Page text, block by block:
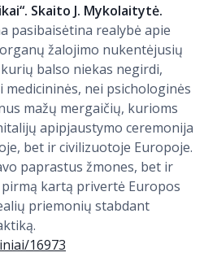
Skaito J. Mykolaitytė.
pasibaisėtina realybė apie
žalojimo nukentėjusių
balso niekas negirdi,
nei psichologinės
mažų mergaičių, kurioms
apipjaustymo ceremonija
bet ir civilizuotoje Europoje.
paprastus žmones, bet ir
kartą privertė Europos
priemonių stabdant
16973